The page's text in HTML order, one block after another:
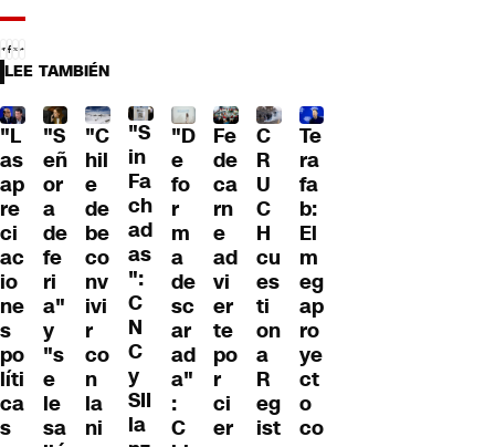
LEE TAMBIÉN
"L
as
ap
re
ci
ac
io
ne
s
po
líti
ca
s
"S
eñ
or
a
de
fe
ri
a"
y
"s
e
le
sa
"C
hil
e
de
be
co
nv
ivi
r
co
n
la
ni
"S
in
Fa
ch
ad
as
":
C
N
C
y
SII
la
"D
e
fo
r
m
a
de
sc
ar
ad
a"
:
C
Fe
de
ca
rn
e
ad
vi
er
te
po
r
ci
er
C
R
U
C
H
cu
es
ti
on
a
R
eg
ist
Te
ra
fa
b:
El
m
eg
ap
ro
ye
ct
o
co